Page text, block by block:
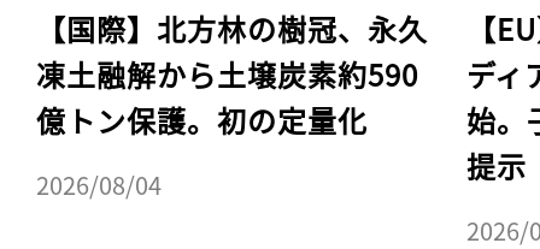
【国際】北方林の樹冠、永久
凍土融解から土壌炭素約590
億トン保護。初の定量化
2026/08/04
【
ディ
始。
提示
2026/